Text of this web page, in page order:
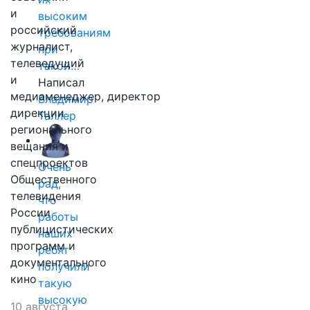
высоким
требованиям
при
такой…
Написал
Владимир
Таллер
Очень
рад,
что
работы
наших
ребят
получили
такую
высокую
и
российский
журналист,
телеведущий
и
медиаменеджер, директор
дирекции
регионального
вещания и
спецпроектов
Общественного
телевидения
России
публицистических
программ и
документального
кино
10 августа